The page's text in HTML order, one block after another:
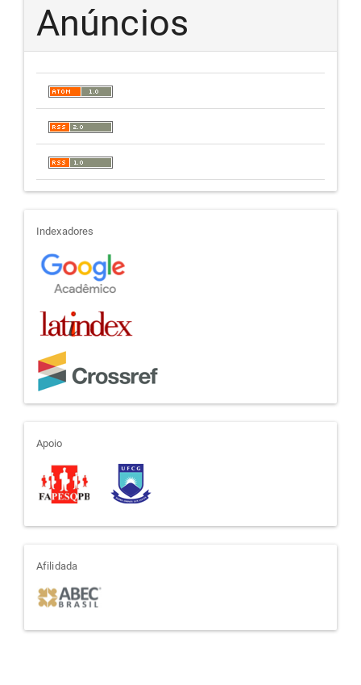
Anúncios
indexadores
Indexadores
apoio
Apoio
afiliada
Afilidada